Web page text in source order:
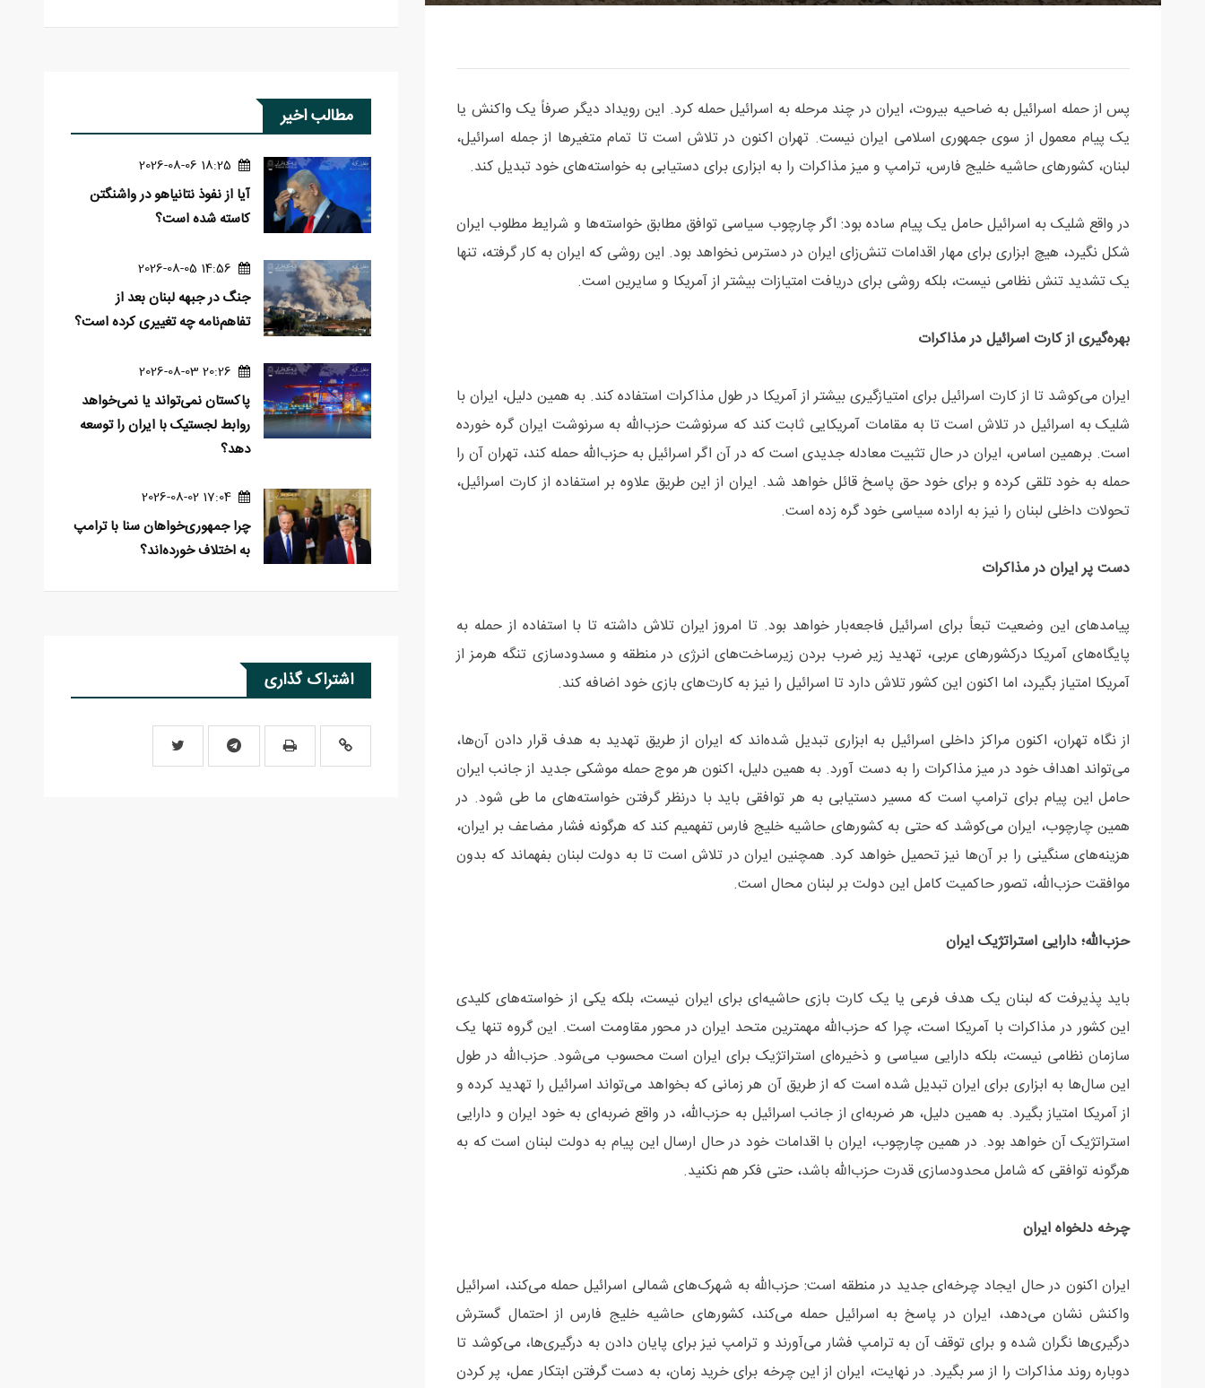
پس از حمله اسرائیل به ضاحیه بیروت، ایران در چند مرحله به اسرائيل حمله کرد. این رویداد دیگر صرفاً یک واکنش یا
یک پیام معمول از سوی جمهوری اسلامی ایران نیست. تهران اکنون در تلاش است تا تمام متغیرها از جمله اسرائيل،
لبنان، کشورهای حاشیه خلیج فارس، ترامپ و میز مذاکرات را به ابزاری برای دستیابی به خواسته‌های خود تبدیل کند.
در واقع شلیک به اسرائیل حامل یک پیام ساده بود: اگر چارچوب سیاسی توافق مطابق خواسته‌ها و شرایط مطلوب ایران
شکل نگیرد، هیچ ابزاری برای مهار اقدامات تنش‌زای ایران در دسترس نخواهد بود. این روشی که ایران به کار گرفته، تنها
یک تشدید تنش نظامی نیست، بلکه روشی برای دریافت امتیازات بیشتر از آمریکا و سایرین است.
بهره‌گیری از کارت اسرائيل در مذاکرات
ایران می‌کوشد تا از کارت اسرائيل برای امتیازگیری بیشتر از آمریکا در طول مذاکرات استفاده کند. به همین دلیل، ایران با
شلیک به اسرائيل در تلاش است تا به مقامات آمریکایی ثابت کند که سرنوشت حزب‌الله به سرنوشت ایران گره خورده
است. برهمین اساس، ایران در حال تثبیت معادله جدیدی است که در آن اگر اسرائيل به حزب‌الله حمله کند، تهران آن را
حمله به خود تلقی کرده و برای خود حق پاسخ قائل خواهد شد. ایران از این طریق علاوه بر استفاده از کارت اسرائيل،
تحولات داخلی لبنان را نیز به اراده سیاسی خود گره زده است.
دست پر ایران در مذاکرات
پیامدهای این وضعیت تبعاً برای اسرائيل فاجعه‌بار خواهد بود. تا امروز ایران تلاش داشته تا با استفاده از حمله به
پایگاه‌های آمریکا درکشورهای عربی، تهدید زیر ضرب بردن زیرساخت‌های انرژی در منطقه و مسدودسازی تنگه هرمز از
آمریکا امتیاز بگیرد، اما اکنون این کشور تلاش دارد تا اسرائیل را نیز به کارت‌های بازی خود اضافه کند.
از نگاه تهران، اکنون مراکز داخلی اسرائیل به ابزاری تبدیل شده‌اند که ایران از طریق تهدید به هدف قرار دادن آن‌ها،
می‌تواند اهداف خود در میز مذاکرات را به دست آورد. به همین دلیل، اکنون هر موج حمله موشکی جدید از جانب ایران
حامل این پیام برای ترامپ است که مسیر دستیابی به هر توافقی باید با درنظر گرفتن خواسته‌های ما طی شود. در
همین چارچوب، ایران می‌کوشد که حتی به کشورهای حاشیه خلیج فارس تفهمیم کند که هرگونه فشار مضاعف بر ایران،
هزینه‌های سنگینی را بر آن‌ها نیز تحمیل خواهد کرد. همچنین ایران در تلاش است تا به دولت لبنان بفهماند که بدون
موافقت حزب‌الله، تصور حاکمیت کامل این دولت بر لبنان محال است.
حزب‌الله؛ دارایی استراتژیک ایران
باید پذیرفت که لبنان یک هدف فرعی یا یک کارت بازی حاشیه‌ای برای ایران نیست، بلکه یکی از خواسته‌های کلیدی
این کشور در مذاکرات با آمریکا است، چرا که حزب‌الله مهمترین متحد ایران در محور مقاومت است. این گروه تنها یک
سازمان نظامی نیست، بلکه دارایی سیاسی و ذخیره‌ای استراتژیک برای ایران است محسوب می‌شود. حزب‌الله در طول
این سال‌ها به ابزاری برای ایران تبدیل شده است که از طریق آن هر زمانی که بخواهد می‌تواند اسرائيل را تهدید کرده و
از آمریکا امتیاز بگیرد. به همین دلیل، هر ضربه‌ای از جانب اسرائیل به حزب‌الله، در واقع ضربه‌ای به خود ایران و دارایی
استراتژیک آن خواهد بود. در همین چارچوب، ایران با اقدامات خود در حال ارسال این پیام به دولت لبنان است که به
هرگونه توافقی که شامل محدودسازی قدرت حزب‌الله باشد، حتی فکر هم نکنید.
چرخه دلخواه ایران
ایران اکنون در حال ایجاد چرخه‌ای جدید در منطقه است: حزب‌الله به شهرک‌های شمالی اسرائیل حمله می‌کند، اسرائيل
واکنش نشان می‌دهد، ایران در پاسخ به اسرائیل حمله می‌کند، کشورهای حاشیه خلیج فارس از احتمال گسترش
درگیری‌ها نگران شده و برای توقف آن به ترامپ فشار می‌آورند و ترامپ نیز برای پایان دادن به درگیری‌ها، می‌کوشد تا
دوباره روند مذاکرات را از سر بگیرد. در نهایت، ایران از این چرخه برای خرید زمان، به دست گرفتن ابتکار عمل، پر کردن
مطالب اخیر
18:25 2026-08-06
آیا از نفوذ نتانیاهو در واشنگتن
کاسته شده است؟
14:56 2026-08-05
جنگ در جبهه لبنان بعد از
تفاهم‌نامه چه تغییری کرده است؟
20:26 2026-08-03
پاکستان نمی‌تواند یا نمی‌خواهد
روابط لجستیک با ایران را توسعه
دهد؟
17:04 2026-08-02
چرا جمهوری‌خواهان سنا با ترامپ
به اختلاف خورده‌اند؟
اشتراک گذاری